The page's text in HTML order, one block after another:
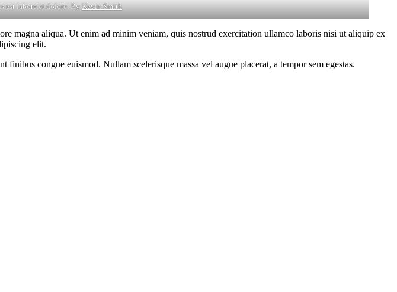
est labore et dolore. ByKevin Smith
magna aliqua. Ut enim ad minim veniam, quis nostrud exercitation ullamco laboris nisi ut aliquip ex
elit.
congue euismod. Nullam scelerisque massa vel augue placerat, a tempor sem egestas.